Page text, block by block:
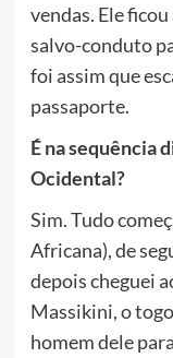
vendas. Ele
salvo-conduto
foi assim que
passaporte.
É na sequência
Ocidental?
Sim. Tudo
Africana), de
depois cheguei
Massikini, o
homem dele